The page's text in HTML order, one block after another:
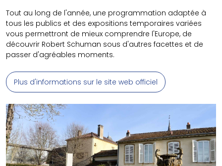
Tout au long de l'année, une programmation adaptée à
tous les publics et des expositions temporaires variées
vous permettront de mieux comprendre l'Europe, de
découvrir Robert Schuman sous d'autres facettes et de
passer d'agréables moments.
Plus d'informations sur le site web officiel